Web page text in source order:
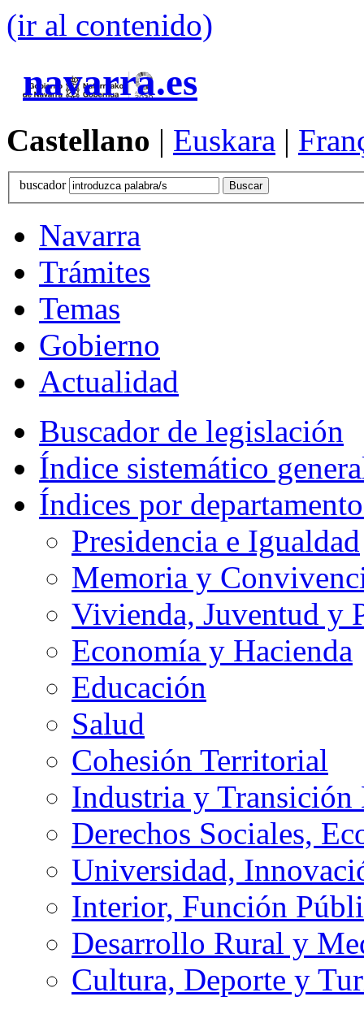
(ir al contenido)
navarra.es
Castellano | Euskara |
buscador
Navarra
Trámites
Temas
Gobierno
Actualidad
Buscador de legislación
Índice sistemático
Índices por
Presidencia e Igualdad
Memoria y
Vivienda, Juventud y
Economía y Hacienda
Educación
Salud
Cohesión Territorial
Industria y
Derechos Sociales,
Universidad,
Interior, Función
Desarrollo Rural y
Cultura, Deporte y